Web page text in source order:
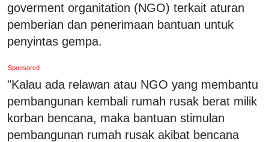
goverment organitation (NGO) terkait aturan
pemberian dan penerimaan bantuan untuk
penyintas gempa.
Sponsored
"Kalau ada relawan atau NGO yang membantu
pembangunan kembali rumah rusak berat milik
korban bencana, maka bantuan stimulan
pembangunan rumah rusak akibat bencana